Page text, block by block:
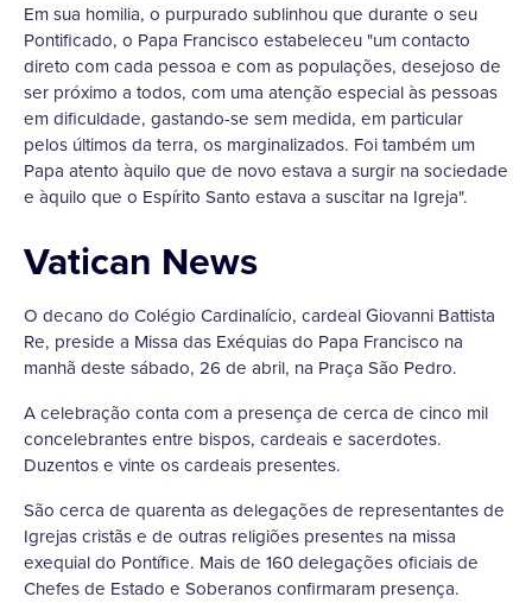
Em sua homilia, o purpurado sublinhou que durante o seu
Pontificado, o Papa Francisco estabeleceu "um contacto
direto com cada pessoa e com as populações, desejoso de
ser próximo a todos, com uma atenção especial às pessoas
em dificuldade, gastando-se sem medida, em particular
pelos últimos da terra, os marginalizados. Foi também um
Papa atento àquilo que de novo estava a surgir na sociedade
e àquilo que o Espírito Santo estava a suscitar na Igreja".
Vatican News
O decano do Colégio Cardinalício, cardeal Giovanni Battista
Re, preside a Missa das Exéquias do Papa Francisco na
manhã deste sábado, 26 de abril, na Praça São Pedro.
A celebração conta com a presença de cerca de cinco mil
concelebrantes entre bispos, cardeais e sacerdotes.
Duzentos e vinte os cardeais presentes.
São cerca de quarenta as delegações de representantes de
Igrejas cristãs e de outras religiões presentes na missa
exequial do Pontífice. Mais de 160 delegações oficiais de
Chefes de Estado e Soberanos confirmaram presença.